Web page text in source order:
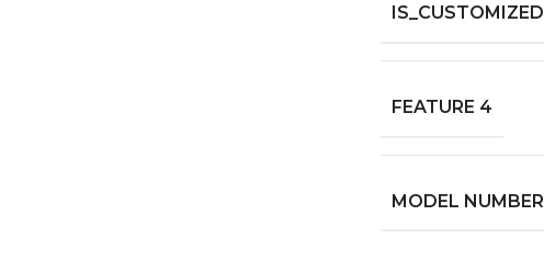
IS_CUSTOMIZED
FEATURE 4
MODEL NUMBER